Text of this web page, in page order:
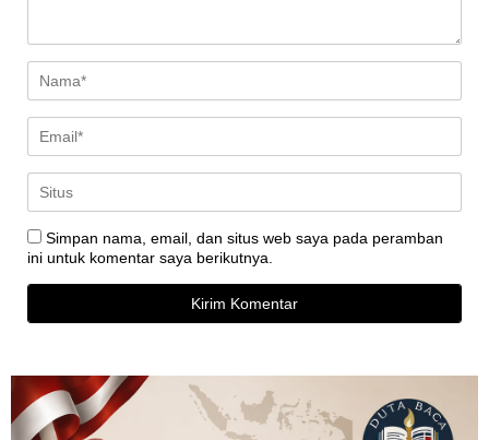
Simpan nama, email, dan situs web saya pada peramban
ini untuk komentar saya berikutnya.